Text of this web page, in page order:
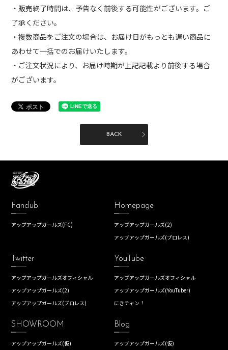
・販売終了時間は、予告なく前後する可能性がございます。ご
了承ください。
・複数商品をご注文の場合は、お届け日がもっとも遅い商品に
あわせて一括でのお届けいたします。
・ご注文状況により、お届け時期が上記記載より前後する場合
がございます。
BACK
Fanclub
アップアップガールズ(FC)
Homepage
アップアップガールズ(2)
アップアップガールズ(プロレス)
Twitter
アップアップガールズオフィシャル
アップアップガールズ(2)
アップアップガールズ(プロレス)
YouTube
アップアップガールズオフィシャル
アップアップガールズ(YouTuber)
にきチャン！
SHOWROOM
アップアップガールズ(仮)
Blog
アップアップガールズ(仮)